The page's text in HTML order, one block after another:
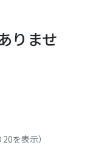
りませ
を表示）